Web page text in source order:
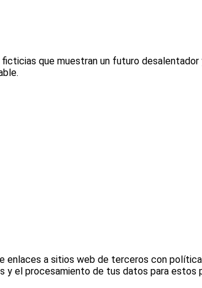
que muestran un futuro
a sitios web de terceros con
el procesamiento de tus datos para estos